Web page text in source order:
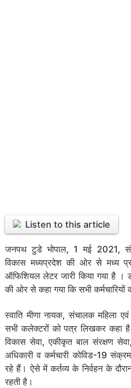
Listen to this article
जनपथ टुडे भोपाल, 1 मई 2021,
विकास मध्यप्रदेश की ओर से मध्य
ऑफिशियल लेटर जारी किया गया है ।
की ओर से कहा गया कि सभी कर्मचारियों
स्वाति मीणा नायक, संचालक महिला
सभी कलेक्टरों को पत्र लिखकर कहा है
विकास सेवा, एकीकृत बाल संरक्षण
अधिकारी व कर्मचारी कोविड-19
रहे हैं। ऐसे में कर्तव्य के निर्वहन के
रहती है।